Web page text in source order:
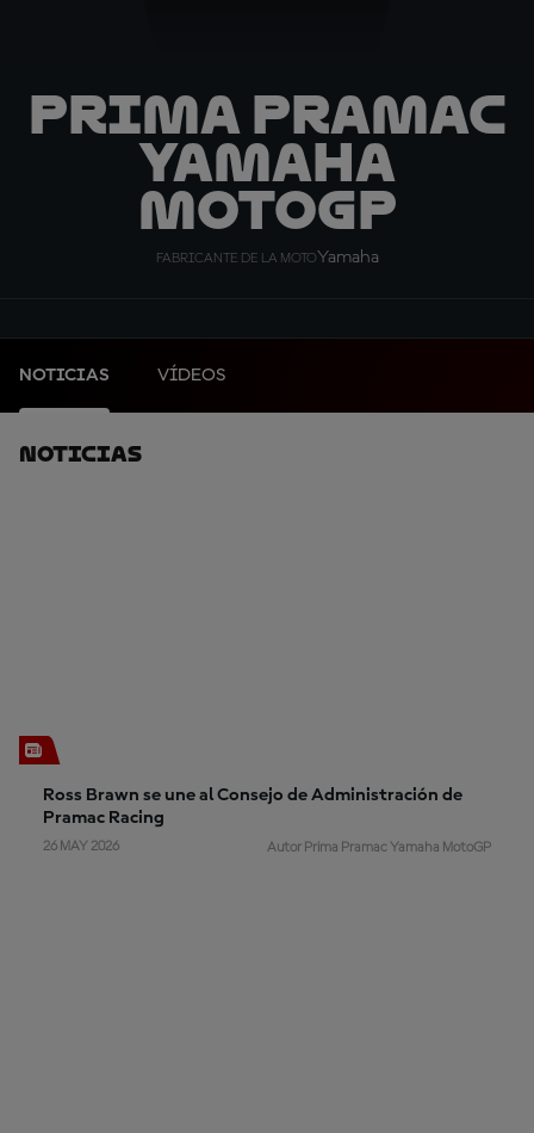
Prima Pramac
Yamaha
MotoGP
FABRICANTE DE LA MOTOYamaha
NOTICIAS VÍDEOS
Noticias
Ross Brawn se une al Consejo de Administración de
Pramac Racing
26 MAY 2026 Autor Prima Pramac Yamaha MotoGP